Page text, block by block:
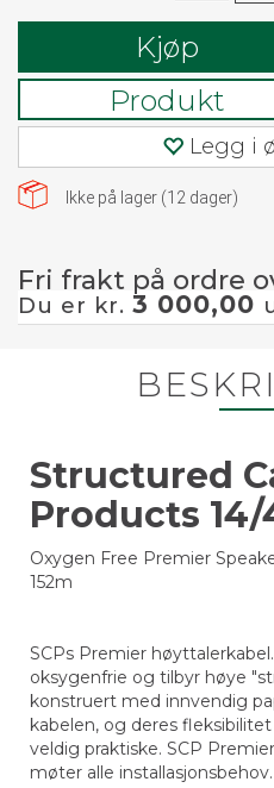
Kjøp
Produkt
Legg i
Ikke på lager (12 dager)
Fri frakt på ordre
Du er kr. 3 000,00
Structured
Products 14/
Oxygen Free Premier
152m
SCPs Premier
oksygenfrie og tilbyr høye
konstruert med innvendig
kabelen, og deres
veldig praktiske. SCP
møter alle installasjonsbehov.